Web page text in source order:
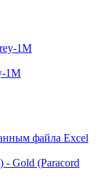
1M
- Gold (Paracord